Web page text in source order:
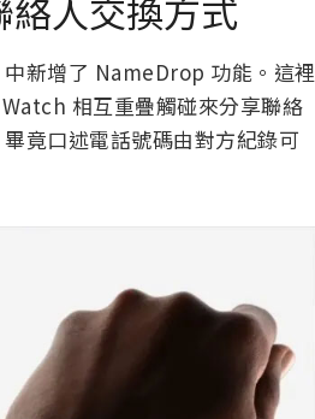
人交換方式
新增了 NameDrop 功能。這裡
相互重疊觸碰來分享聯絡
竟口述電話號碼由對方紀錄可